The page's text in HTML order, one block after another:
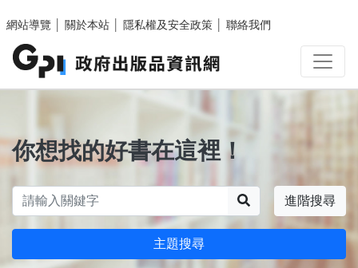
網站導覽
關於本站 隱私權及安全政策 聯絡我們
你想找的好書在這裡！
進階搜尋
主題搜尋